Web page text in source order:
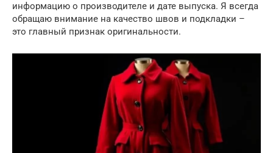
информацию о производителе и дате выпуска. Я всегда
обращаю внимание на качество швов и подкладки –
это главный признак оригинальности.